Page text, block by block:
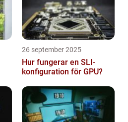
26 september 2025
Hur fungerar en SLI-
konfiguration för GPU?